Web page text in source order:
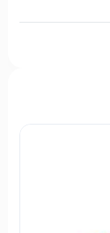
پوست و مو
همراه دارد.
یک اکسیر است
آرگان با نام